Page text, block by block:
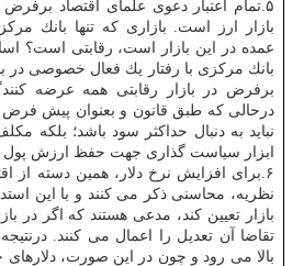
۵.تمام اعتبار دعوی علمای اقتصاد
بازار ارز است. بازاری كه تنها بانك
عمده در این بازار است، رقابتی است؟
بانك مركزی با رفتار یك فعال خصوصی در
برفرض در بازار رقابتی همه عرضه
درحالی كه طبق قانون و بعنوان پیش فرض
نباید به دنبال حداكثر سود باشد؛ بلكه
ابزار سیاست گذاری جهت حفظ ارزش پول
۶.برای افزایش نرخ دلار، همین دسته از
نظریه، محاسنی ذكر می كنند و با این
بازار تعیین كند، مدعی هستند كه اگر در
تقاضا آن تعدیل را اعمال می كنند.
بالا می رود و چون در این صورت، دلارهای